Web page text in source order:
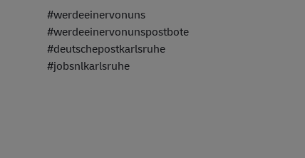
#werdeeinervonuns
#werdeeinervonunspostbote
#deutschepostkarlsruhe
#jobsnlkarlsruhe